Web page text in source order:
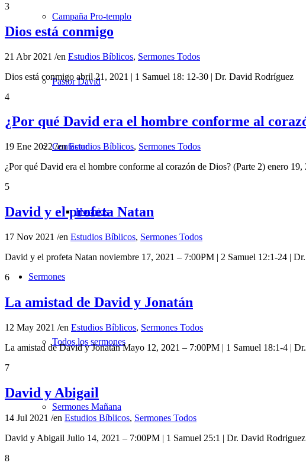
Campaña Pro-templo
Pastor David
Contactar
Horarios
Sermones
Todos los sermones
Sermones Mañana
3
Dios está conmigo
21 Abr 2021 /en Estudios Bíblicos, Sermones Todos
Dios está conmigo abril 21, 2021 | 1 Samuel 18: 12-30 | Dr. David
4
¿Por qué David era el hombre conforme al
19 Ene 2022/enEstudios Bíblicos, Sermones Todos
¿Por qué David era el hombre conforme al corazón de Dios? (Parte 2) enero
5
David y el profeta Natan
17 Nov 2021 /en Estudios Bíblicos, Sermones Todos
David y el profeta Natan noviembre 17, 2021 – 7:00PM | 2 Samuel 12:1-24 |
6
La amistad de David y Jonatán
12 May 2021 /en Estudios Bíblicos, Sermones Todos
La amistad de David y Jonatán Mayo 12, 2021 – 7:00PM | 1 Samuel 18:1-
7
David y Abigail
14 Jul 2021 /en Estudios Bíblicos, Sermones Todos
David y Abigail Julio 14, 2021 – 7:00PM | 1 Samuel 25:1 | Dr. David
8